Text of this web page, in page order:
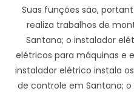
Suas funções são,
realiza trabalhos de
Santana; o instalador
elétricos para máquinas e
instalador elétrico instala
de controle em Santana;